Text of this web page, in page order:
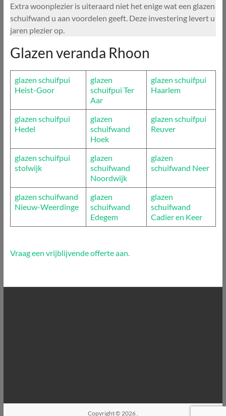
Extra woonplezier is uiteraard niet het enige wat een glazen
schuifwand u aan voordelen geeft. Deze investering levert u
jaren plezier op.
Glazen veranda Rhoon
glazen schuifpui
Heist-Goor
glazen
schuifpui Ter
Aar
glazen schuifpui
Haarlem
glazen schuifpui
Hedel
glazen
schuifwand
Hoek
glazen schuifpui
Reuver
glazen schuifpui
stolwijk
glazen
schuifwand
Noordwijk
glazen
schuifwand Neer
glazen schuifwand
Nieuw-Weerdinge
glazen
schuifwand
Edegem
glazen
schuifwand
Cadier en Keer
Vraag een vrijblijvende offerte aan.
Copyright © 2026